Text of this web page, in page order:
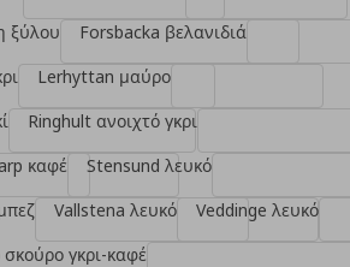
ξύλου
Forsbacka βελανιδιά
Lerhyttan μαύρο
Ringhult ανοιχτό γκρι
καφέ
Stensund λευκό
Vallstena λευκό
Veddinge λευκό
γκρι-καφέ